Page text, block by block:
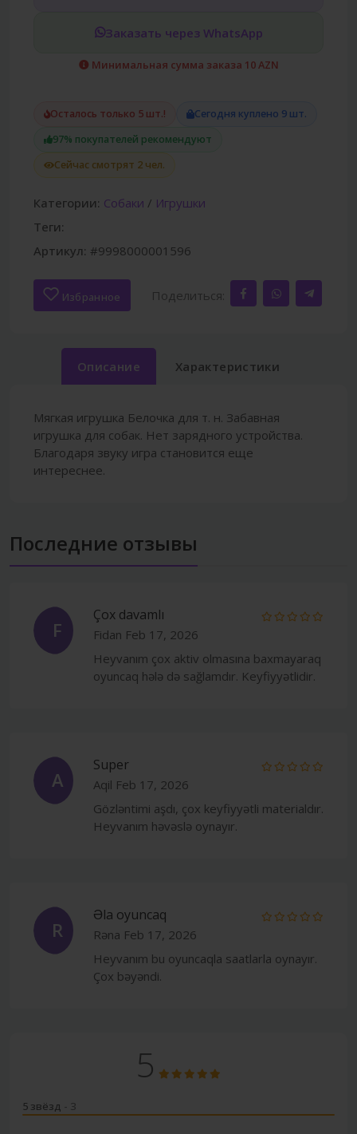
Заказать через WhatsApp
Минимальная сумма заказа 10 AZN
Осталось только 5 шт.!
Сегодня куплено 9 шт.
97% покупателей рекомендуют
Сейчас смотрят 2 чел.
Категории: Собаки / Игрушки
Теги:
Артикул: #9998000001596
Избранное Поделиться:
Описание Характеристики
Мягкая игрушка Белочка для т. н. Забавная
игрушка для собак. Нет зарядного устройства.
Благодаря звуку игра становится еще
интереснее.
Последние отзывы
F
Çox davamlı
Fidan Feb 17, 2026
Heyvanım çox aktiv olmasına baxmayaraq
oyuncaq hələ də sağlamdır. Keyfiyyətlidir.
A
Super
Aqil Feb 17, 2026
Gözləntimi aşdı, çox keyfiyyətli materialdır.
Heyvanım həvəslə oynayır.
R
Əla oyuncaq
Rəna Feb 17, 2026
Heyvanım bu oyuncaqla saatlarla oynayır.
Çox bəyəndi.
5
5 звёзд - 3